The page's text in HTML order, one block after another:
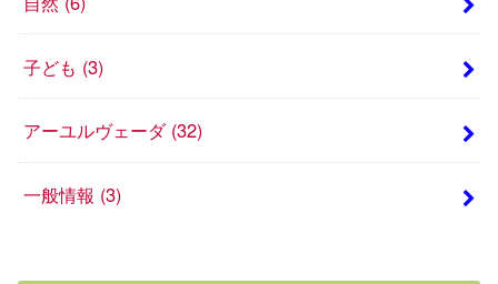
子ども (3)
アーユルヴェーダ (32)
一般情報 (3)